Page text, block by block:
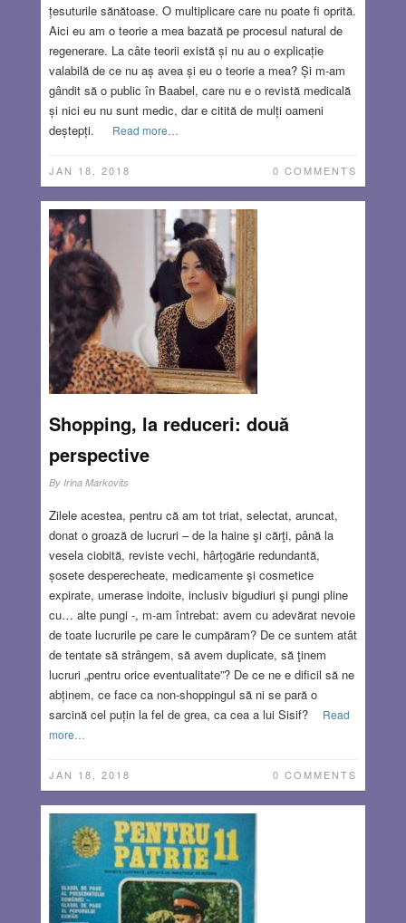
țesuturile sănătoase. O multiplicare care nu poate fi oprită.
Aici eu am o teorie a mea bazată pe procesul natural de
regenerare. La câte teorii există și nu au o explicație
valabilă de ce nu aș avea și eu o teorie a mea? Și m-am
gândit să o public în Baabel, care nu e o revistă medicală
și nici eu nu sunt medic, dar e citită de mulți oameni
deștepți.
Read more…
JAN 18, 2018 0 COMMENTS
Shopping, la reduceri: două
perspective
By Irina Markovits
Zilele acestea, pentru că am tot triat, selectat, aruncat,
donat o groază de lucruri – de la haine şi cărţi, până la
vesela ciobită, reviste vechi, hârțogărie redundantă,
șosete desperecheate, medicamente şi cosmetice
expirate, umerase indoite, inclusiv bigudiuri şi pungi pline
cu… alte pungi -, m-am întrebat: avem cu adevărat nevoie
de toate lucrurile pe care le cumpăram? De ce suntem atât
de tentate să strângem, să avem duplicate, să ţinem
lucruri „pentru orice eventualitate”? De ce ne e dificil să ne
abținem, ce face ca non-shoppingul să ni se pară o
sarcină cel puțin la fel de grea, ca cea a lui Sisif?
Read
more…
JAN 18, 2018 0 COMMENTS